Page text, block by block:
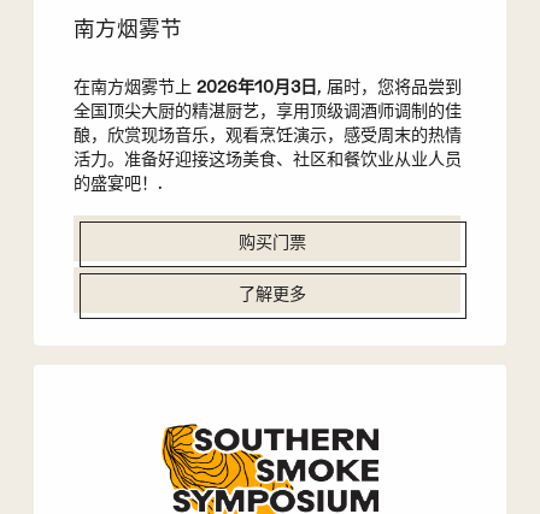
南方烟雾节
在南方烟雾节上 2026年10月3日 , 届时，您将品尝到
全国顶尖大厨的精湛厨艺，享用顶级调酒师调制的佳
酿，欣赏现场音乐，观看烹饪演示，感受周末的热情
活力。准备好迎接这场美食、社区和餐饮业从业人员
的盛宴吧！.
购买门票
了解更多